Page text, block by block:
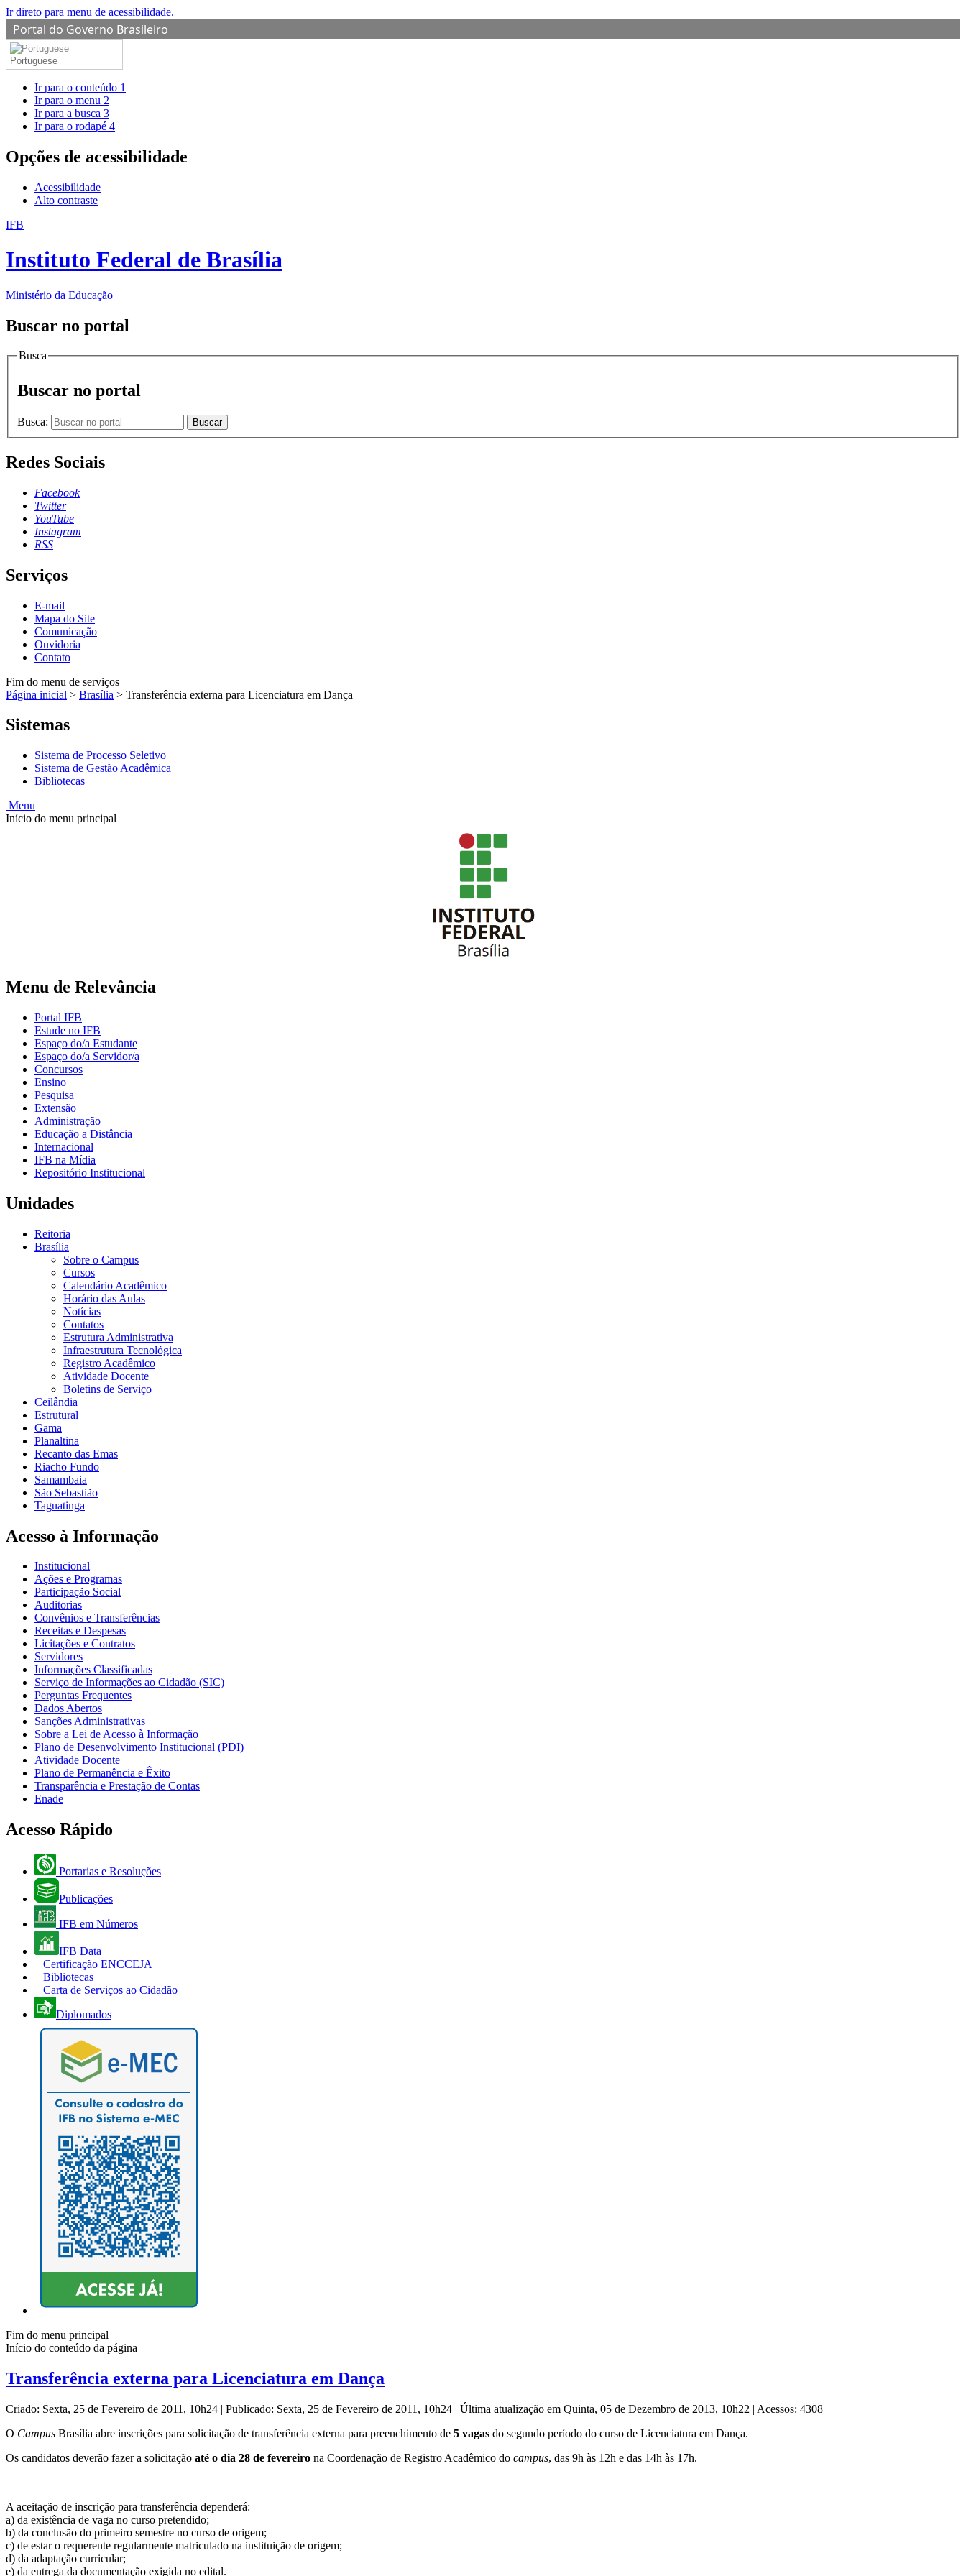
Ir direto para menu de acessibilidade.
Portal do Governo Brasileiro
Portuguese
Ir para o conteúdo 1
Ir para o menu 2
Ir para a busca 3
Ir para o rodapé 4
Opções de acessibilidade
Acessibilidade
Alto contraste
IFB
Instituto Federal de Brasília
Ministério da Educação
Buscar no portal
Busca
Buscar no portal
Busca: Buscar
Redes Sociais
Facebook
Twitter
YouTube
Instagram
RSS
Serviços
E-mail
Mapa do Site
Comunicação
Ouvidoria
Contato
Fim do menu de serviços
Página inicial > Brasília > Transferência externa para Licenciatura em Dança
Sistemas
Sistema de Processo Seletivo
Sistema de Gestão Acadêmica
Bibliotecas
Menu
Início do menu principal
Menu de Relevância
Portal IFB
Estude no IFB
Espaço do/a Estudante
Espaço do/a Servidor/a
Concursos
Ensino
Pesquisa
Extensão
Administração
Educação a Distância
Internacional
IFB na Mídia
Repositório Institucional
Unidades
Reitoria
Brasília
Sobre o Campus
Cursos
Calendário Acadêmico
Horário das Aulas
Notícias
Contatos
Estrutura Administrativa
Infraestrutura Tecnológica
Registro Acadêmico
Atividade Docente
Boletins de Serviço
Ceilândia
Estrutural
Gama
Planaltina
Recanto das Emas
Riacho Fundo
Samambaia
São Sebastião
Taguatinga
Acesso à Informação
Institucional
Ações e Programas
Participação Social
Auditorias
Convênios e Transferências
Receitas e Despesas
Licitações e Contratos
Servidores
Informações Classificadas
Serviço de Informações ao Cidadão (SIC)
Perguntas Frequentes
Dados Abertos
Sanções Administrativas
Sobre a Lei de Acesso à Informação
Plano de Desenvolvimento Institucional (PDI)
Atividade Docente
Plano de Permanência e Êxito
Transparência e Prestação de Contas
Enade
Acesso Rápido
Portarias e Resoluções
Publicações
IFB em Números
IFB Data
Certificação ENCCEJA
Bibliotecas
Carta de Serviços ao Cidadão
Diplomados
Fim do menu principal
Início do conteúdo da página
Transferência externa para Licenciatura em Dança
Criado: Sexta, 25 de Fevereiro de 2011, 10h24 | Publicado: Sexta, 25 de Fevereiro de 2011, 10h24 | Última atualização em Quinta, 05 de Dezembro de 2013, 10h22 | Acessos: 4308
O Campus Brasília abre inscrições para solicitação de transferência externa para preenchimento de 5 vagas do segundo período do curso de Licenciatura em Dança.
Os candidatos deverão fazer a solicitação até o dia 28 de fevereiro na Coordenação de Registro Acadêmico do campus, das 9h às 12h e das 14h às 17h.
A aceitação de inscrição para transferência dependerá:
a) da existência de vaga no curso pretendido;
b) da conclusão do primeiro semestre no curso de origem;
c) de estar o requerente regularmente matriculado na instituição de origem;
d) da adaptação curricular;
e) da entrega da documentação exigida no edital.